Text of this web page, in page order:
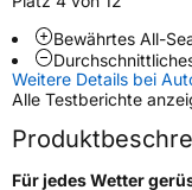
ElektroJa
EU Label
Effizienz C
Bewährtes All-
Weitere Details bei
Alle Testberichte
Für jedes Wetter